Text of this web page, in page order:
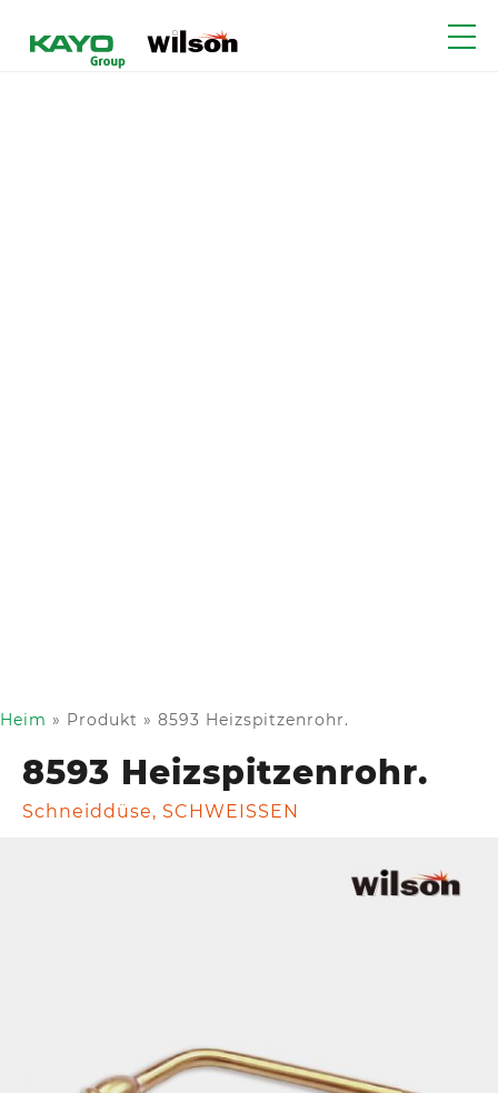
Heim » Produkt » 8593 Heizspitzenrohr.
8593 Heizspitzenrohr.
Schneiddüse, SCHWEISSEN